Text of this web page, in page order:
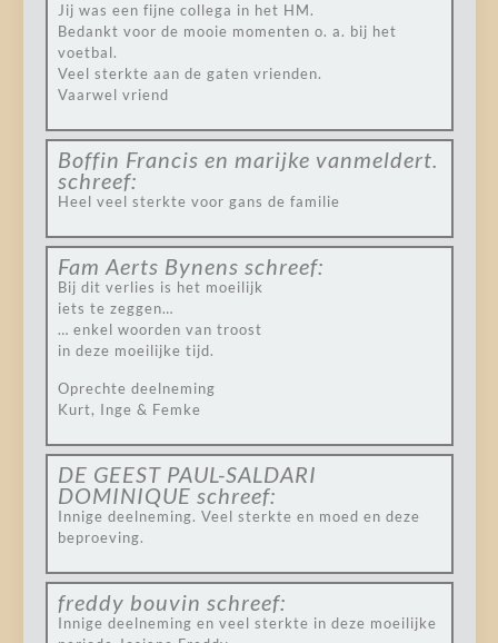
Jij was een fijne collega in het HM.
Bedankt voor de mooie momenten o. a. bij het
voetbal.
Veel sterkte aan de gaten vrienden.
Vaarwel vriend
Boffin Francis en marijke vanmeldert.
schreef:
Heel veel sterkte voor gans de familie
Fam Aerts Bynens schreef:
Bij dit verlies is het moeilijk
iets te zeggen…
… enkel woorden van troost
in deze moeilijke tijd.
Oprechte deelneming
Kurt, Inge & Femke
DE GEEST PAUL-SALDARI
DOMINIQUE schreef:
Innige deelneming. Veel sterkte en moed en deze
beproeving.
freddy bouvin schreef:
Innige deelneming en veel sterkte in deze moeilijke